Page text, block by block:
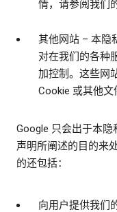
情，请参阅我们
其他网站 – 本隐
对在我们的各种
加控制。这些网
Cookie 或其他文
Google 只会出于本
声明所阐述的目的来
的还包括：
向用户提供我们